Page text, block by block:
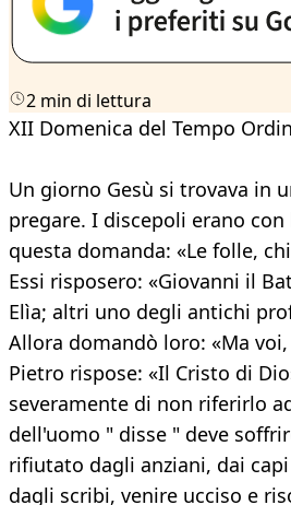
2 min di lettura
XII Domenica del Tempo
Un giorno Gesù si trovava in
pregare. I discepoli erano
questa domanda: «Le folle,
Essi risposero: «Giovanni il
Elìa; altri uno degli antichi
Allora domandò loro: «Ma
Pietro rispose: «Il Cristo di
severamente di non riferirlo
dell'uomo " disse " deve
rifiutato dagli anziani, dai
dagli scribi, venire ucciso e